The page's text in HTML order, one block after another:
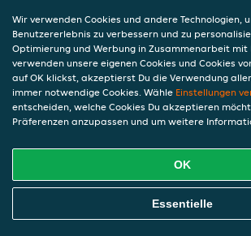
erforderlich, da JET und die Person, die dir
gewährt, eine separate Verantwortung
und den Schutz deiner
Solltest du weitere Fragen oder
die Verarbeitung deiner
kontaktieren wir dich gerne. Wir würden
Tipps oder Vorschläge zur Verbesserung
JET nimmt den Schutz
und daher ergreifen wir angemessene
Wir verwenden Cookies und andere Technologien,
Benutzererlebnis zu verbessern und zu
Optimierung und Werbung in Zusammenarbeit mit
verwenden unsere eigenen Cookies und Cookies
auf OK klickst, akzeptierst Du die Verwendung
immer notwendige Cookies. Wähle Einstellungen
entscheiden, welche Cookies Du akzeptieren
Präferenzen anzupassen und um weitere
OK
Essentielle